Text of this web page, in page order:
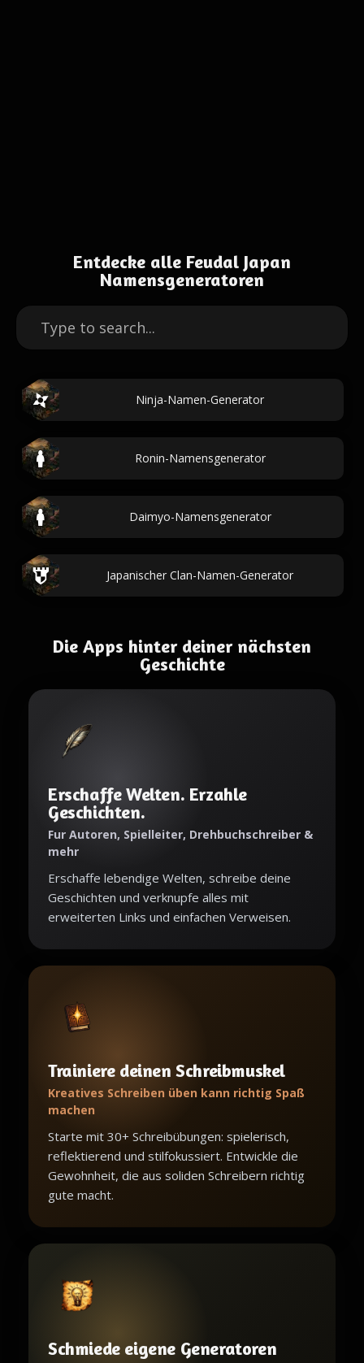
Entdecke alle Feudal Japan
Namensgeneratoren
Ninja-Namen-Generator
Ronin-Namensgenerator
Daimyo-Namensgenerator
Japanischer Clan-Namen-Generator
Die Apps hinter deiner nächsten
Geschichte
Erschaffe Welten. Erzahle
Geschichten.
Fur Autoren, Spielleiter, Drehbuchschreiber &
mehr
Erschaffe lebendige Welten, schreibe deine
Geschichten und verknupfe alles mit
erweiterten Links und einfachen Verweisen.
Trainiere deinen Schreibmuskel
Kreatives Schreiben üben kann richtig Spaß
machen
Starte mit 30+ Schreibübungen: spielerisch,
reflektierend und stilfokussiert. Entwickle die
Gewohnheit, die aus soliden Schreibern richtig
gute macht.
Schmiede eigene Generatoren